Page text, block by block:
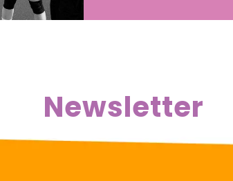
Newsletter